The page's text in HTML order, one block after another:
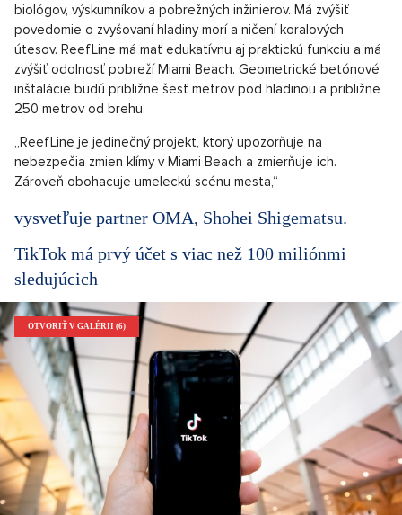
biológov, výskumníkov a pobrežných inžinierov. Má zvýšiť
povedomie o zvyšovaní hladiny morí a ničení koralových
útesov. ReefLine má mať edukatívnu aj praktickú funkciu a má
zvýšiť odolnosť pobreží Miami Beach. Geometrické betónové
inštalácie budú približne šesť metrov pod hladinou a približne
250 metrov od brehu.
„ReefLine je jedinečný projekt, ktorý upozorňuje na
nebezpečia zmien klímy v Miami Beach a zmierňuje ich.
Zároveň obohacuje umeleckú scénu mesta,“
vysvetľuje partner OMA, Shohei Shigematsu.
TikTok má prvý účet s viac než 100 miliónmi
sledujúcich
OTVORIŤ V GALÉRII (6)